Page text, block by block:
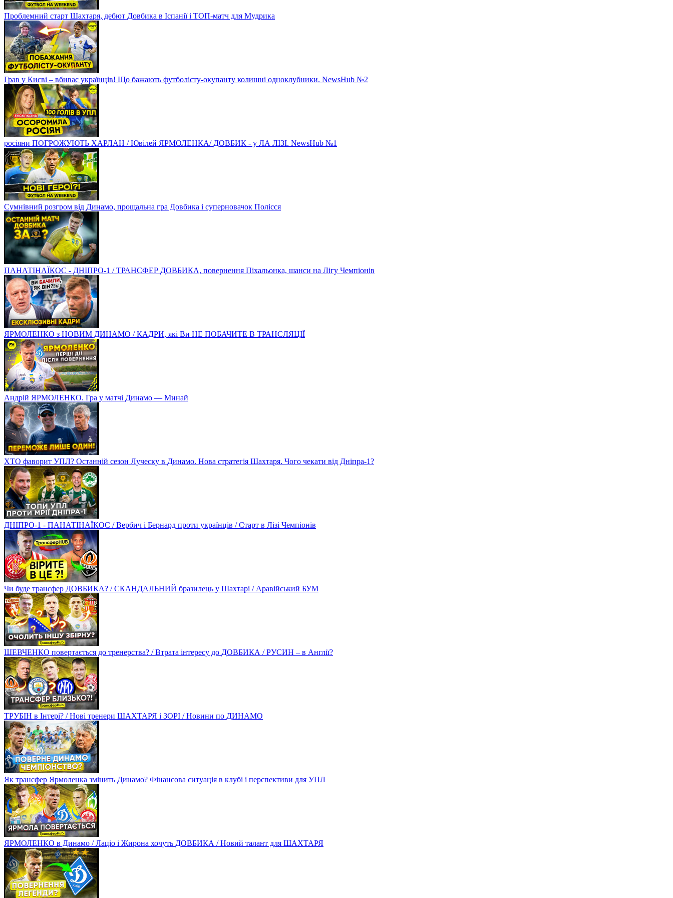
Проблемний старт Шахтаря, дебют Довбика в Іспанії і ТОП-матч для Мудрика
Грав у Києві – вбиває українців! Що бажають футболісту-окупанту колишні одноклубники. NewsHub №2
росіяни ПОГРОЖУЮТЬ ХАРЛАН / Ювілей ЯРМОЛЕНКА/ ДОВБИК - у ЛА ЛІЗІ. NewsHub №1
Сумнівний розгром від Динамо, прощальна гра Довбика і суперновачок Полісся
ПАНАТІНАЇКОС - ДНІПРО-1 / ТРАНСФЕР ДОВБИКА, повернення Піхальонка, шанси на Лігу Чемпіонів
ЯРМОЛЕНКО з НОВИМ ДИНАМО / КАДРИ, які Ви НЕ ПОБАЧИТЕ В ТРАНСЛЯЦІЇ
Андрій ЯРМОЛЕНКО. Гра у матчі Динамо — Минай
ХТО фаворит УПЛ? Останній сезон Луческу в Динамо. Нова стратегія Шахтаря. Чого чекати від Дніпра-1?
ДНІПРО-1 - ПАНАТІНАЇКОС / Вербич і Бернард проти українців / Старт в Лізі Чемпіонів
Чи буде трансфер ДОВБИКА? / СКАНДАЛЬНИЙ бразилець у Шахтарі / Аравійський БУМ
ШЕВЧЕНКО повертається до тренерства? / Втрата інтересу до ДОВБИКА / РУСИН – в Англії?
ТРУБІН в Інтері? / Нові тренери ШАХТАРЯ і ЗОРІ / Новини по ДИНАМО
Як трансфер Ярмоленка змінить Динамо? Фінансова ситуація в клубі і перспективи для УПЛ
ЯРМОЛЕНКО в Динамо / Лаціо і Жирона хочуть ДОВБИКА / Новий талант для ШАХТАРЯ